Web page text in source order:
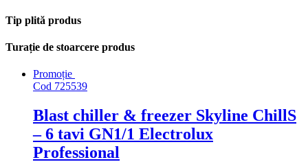
Tip plită produs
Turație de stoarcere produs
Promoție
Cod 725539
Blast chiller & freezer Skyline ChillS
– 6 tavi GN1/1 Electrolux
Professional